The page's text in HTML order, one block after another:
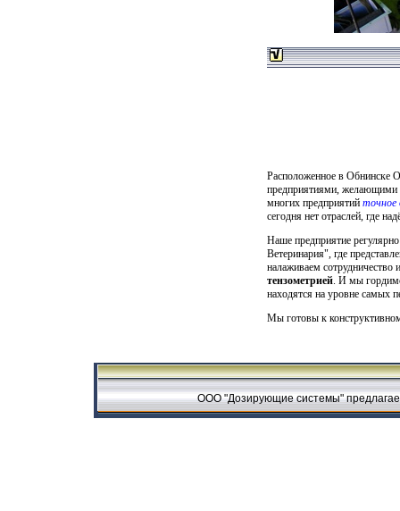
Расположенное в Обнинске
предприятиями, желающими
многих предприятий точное
сегодня нет отраслей, где
Наше предприятие
Ветеринария", где
налаживаем
тензометрией. И мы
находятся на уровне самых
Мы готовы к
ООО "Дозирующие системы"